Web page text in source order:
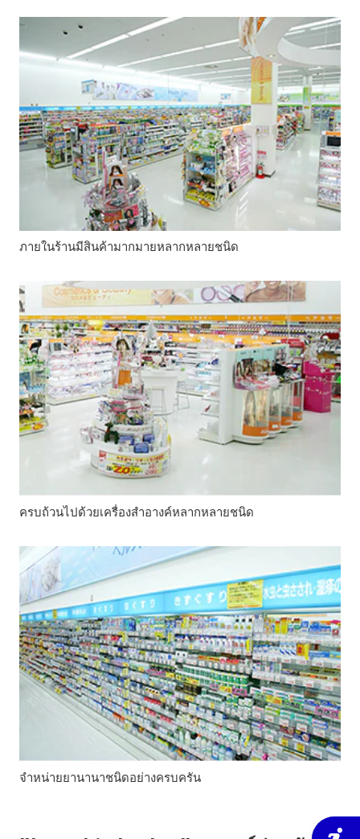
ภายในร้านมีสินค้ามากมายหลากหลายชนิด
ครบถ้วนไปด้วยเครื่องสำอางค์หลากหลายชนิด
จำหน่ายยานานาชนิดอย่างครบครัน